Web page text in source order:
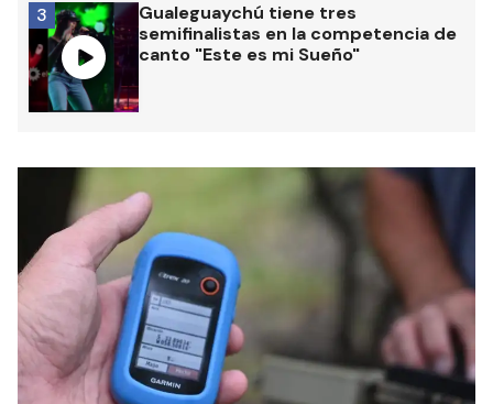
Gualeguaychú tiene tres
semifinalistas en la competencia de
canto "Este es mi Sueño"
3